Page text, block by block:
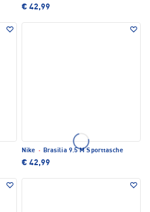
€ 42,99
Nike · Brasilia 9.5 M Sporttasche
€ 42,99